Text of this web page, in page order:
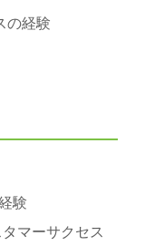
の経験
験
マーサクセス